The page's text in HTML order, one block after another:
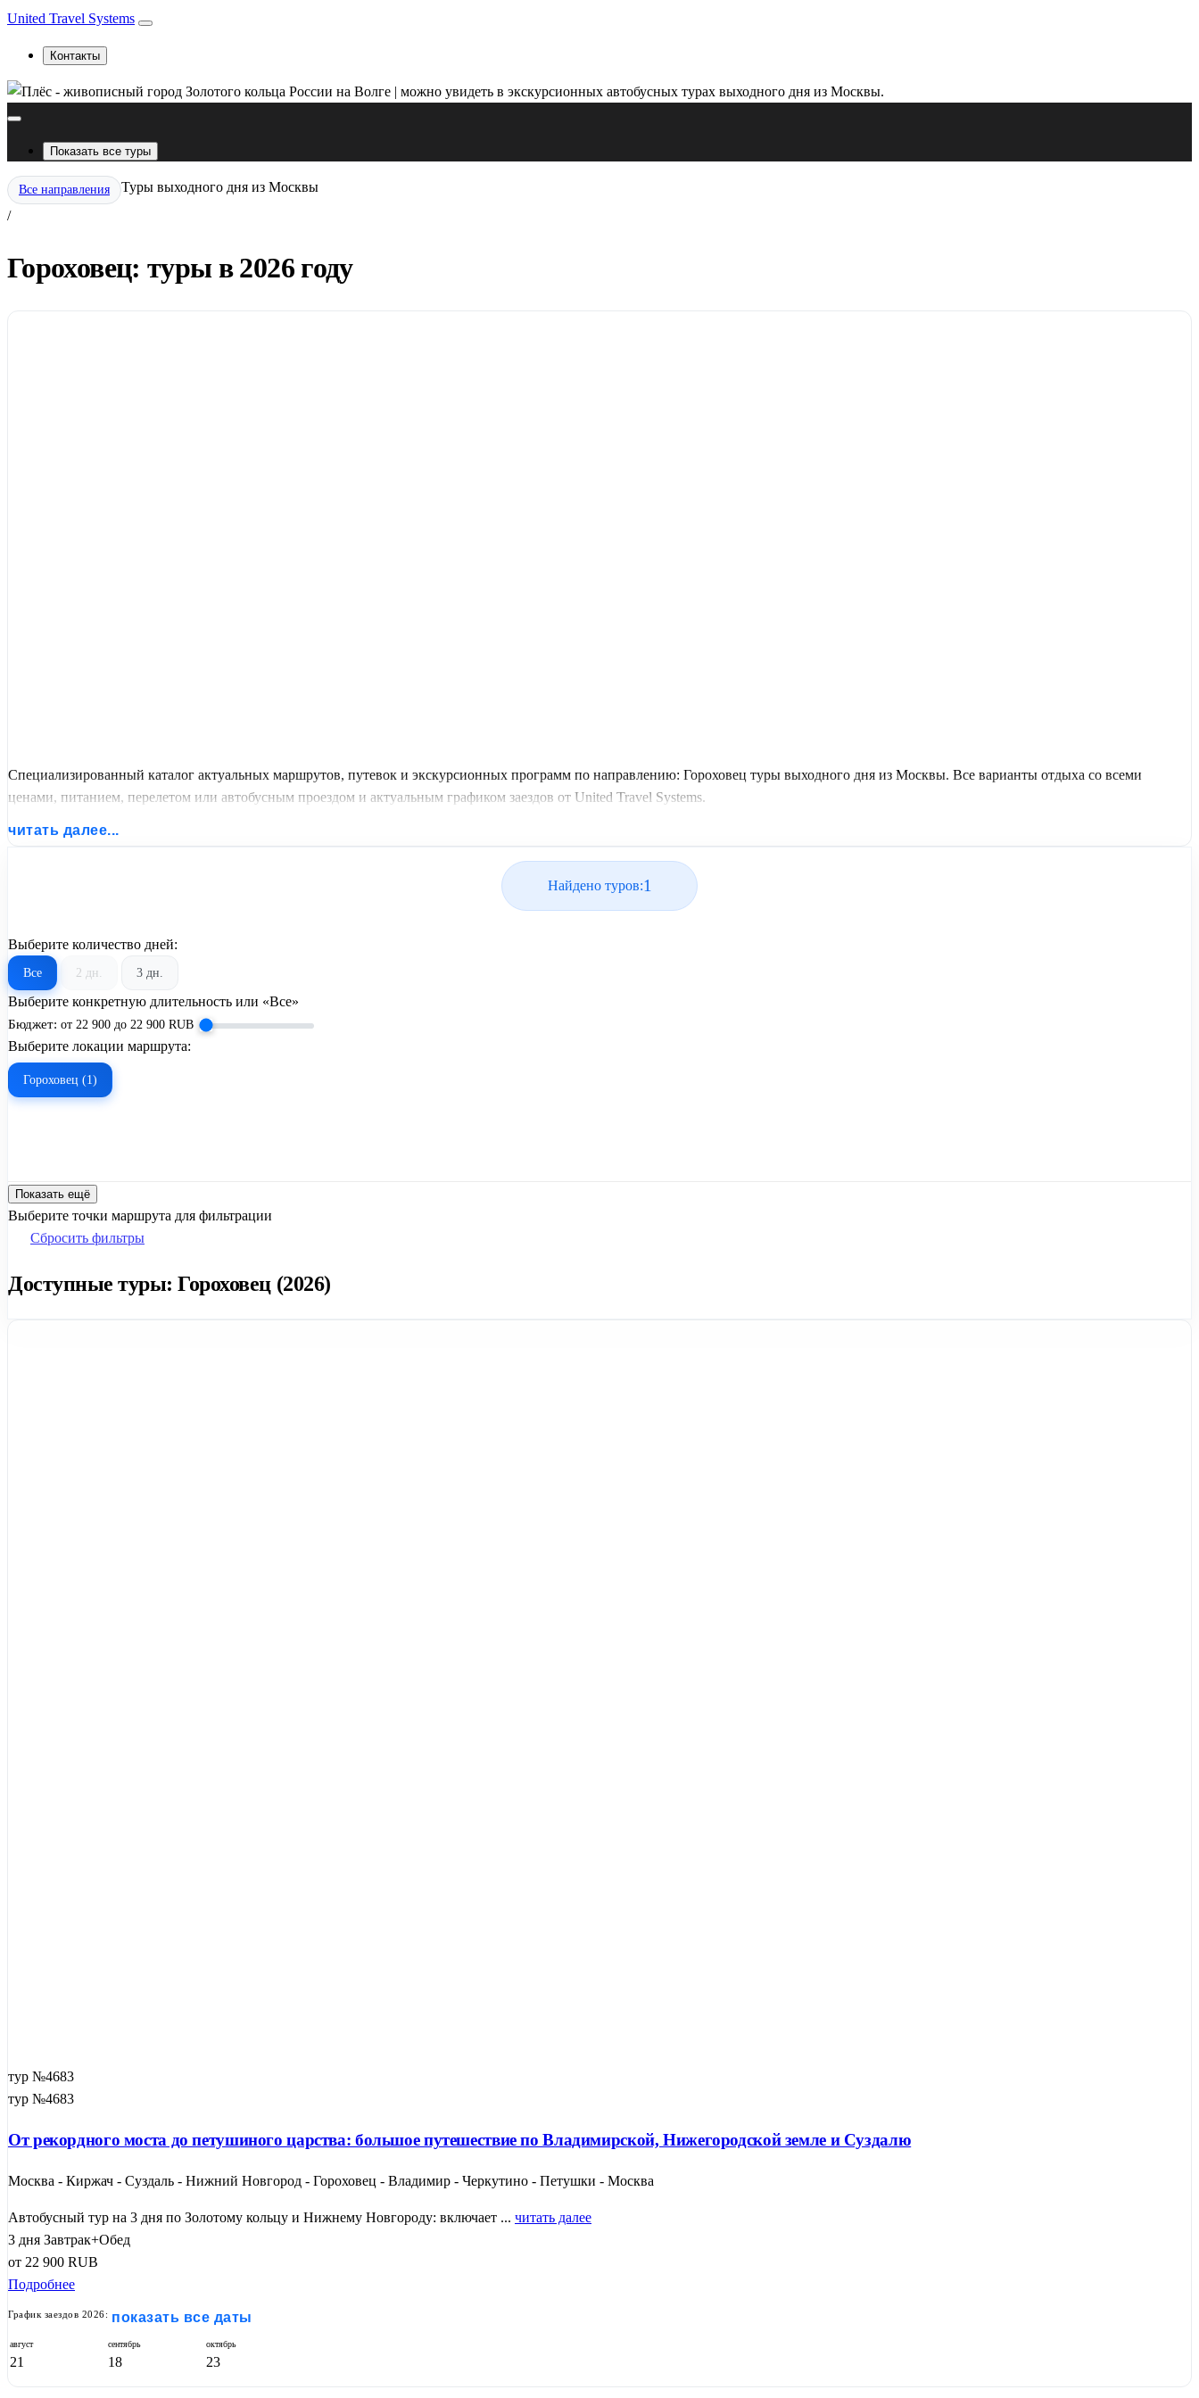
United Travel Systems
Контакты
Показать все туры
Все направления
/
Туры выходного дня из Москвы
Гороховец: туры в 2026 году
Специализированный каталог актуальных маршрутов, путевок и экскурсионных программ по направлению: Гороховец туры выходного дня из Москвы. Все варианты отдыха со всеми
ценами, питанием, перелетом или автобусным проездом и актуальным графиком заездов от United Travel Systems.
читать далее...
Найдено туров:1
Выберите количество дней:
Все 2 дн. 3 дн.
Выберите конкретную длительность или «Все»
Бюджет: от 22 900 до 22 900 RUB
Выберите локации маршрута:
Гороховец (1)
Показать ещё
Выберите точки маршрута для фильтрации
Сбросить фильтры
Доступные туры: Гороховец (2026)
тур №4683
тур №4683
От рекордного моста до петушиного царства: большое путешествие по Владимирской, Нижегородской земле и Суздалю
Москва - Киржач - Суздаль - Нижний Новгород - Гороховец - Владимир - Черкутино - Петушки - Москва
Автобусный тур на 3 дня по Золотому кольцу и Нижнему Новгороду: включает ... читать далее
3 дня Завтрак+Обед
от 22 900 RUB
Подробнее
График заездов 2026: показать все даты
август
21
сентябрь
18
октябрь
23